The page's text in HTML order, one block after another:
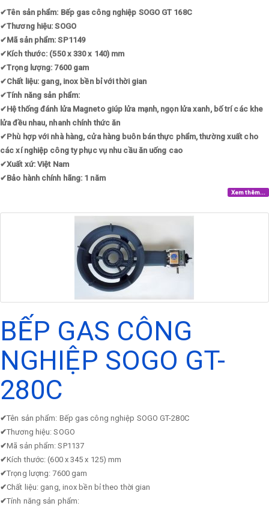
✔Tên sản phẩm: Bếp gas công nghiệp SOGO GT 168C
✔Thương hiệu: SOGO
✔Mã sản phẩm: SP1149
✔Kích thước: (550 x 330 x 140) mm
✔Trọng lượng: 7600 gam
✔Chất liệu: gang, inox bền bỉ với thời gian
✔Tính năng sản phẩm:
✔Hệ thống đánh lửa Magneto giúp lửa mạnh, ngọn lửa xanh, bố trí các khe
lửa đều nhau, nhanh chính thức ăn
✔Phù hợp với nhà hàng, cửa hàng buôn bán thực phẩm, thường xuất cho
các xí nghiệp công ty phục vụ nhu cầu ăn uống cao
✔Xuất xứ: Việt Nam
✔Bảo hành chính hãng: 1 năm
Xem thêm...
BẾP GAS CÔNG
NGHIỆP SOGO GT-
280C
✔Tên sản phẩm: Bếp gas công nghiệp SOGO GT-280C
✔Thương hiệu: SOGO
✔Mã sản phẩm: SP1137
✔Kích thước: (600 x 345 x 125) mm
✔Trọng lượng: 7600 gam
✔Chất liệu: gang, inox bền bỉ theo thời gian
✔Tính năng sản phẩm: